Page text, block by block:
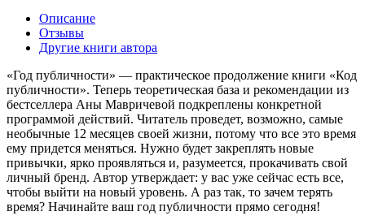
Описание
Отзывы
Другие книги автора
«Год публичности» — практическое продолжение книги «Код
публичности». Теперь теоретическая база и рекомендации из
бестселлера Аны Мавричевой подкреплены конкретной
программой действий. Читатель проведет, возможно, самые
необычные 12 месяцев своей жизни, потому что все это время
ему придется меняться. Нужно будет закреплять новые
привычки, ярко проявляться и, разумеется, прокачивать свой
личный бренд. Автор утверждает: у вас уже сейчас есть все,
чтобы выйти на новый уровень. А раз так, то зачем терять
время? Начинайте ваш год публичности прямо сегодня!